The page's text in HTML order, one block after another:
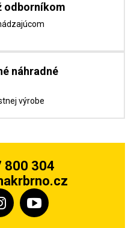
odborníkom
náhradné
výrobe
800 304